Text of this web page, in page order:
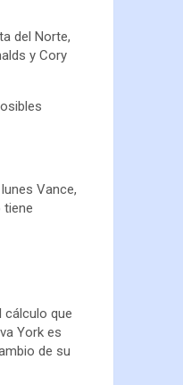
del Norte,
y Cory
Vance,
tiene
cálculo que
York es
de su